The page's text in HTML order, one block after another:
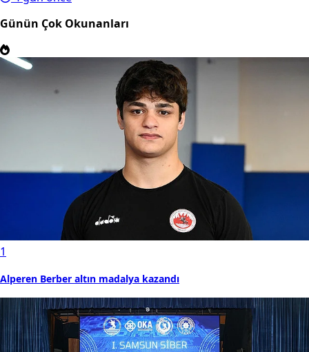
Günün Çok Okunanları
1
Alperen Berber altın madalya kazandı